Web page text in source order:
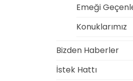
Emeği
Konuklarımız
Bizden Haberler
İstek Hattı